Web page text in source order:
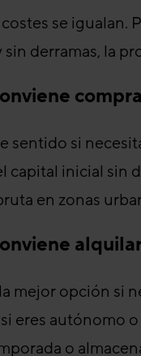
costes se igualan.
derramas, la
sentido si
capital inicial sin
en zonas
mejor opción si
eres autónomo o
o